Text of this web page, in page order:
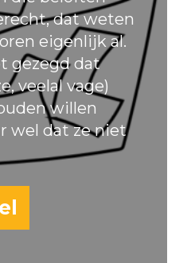
dat weten
eigenlijk al.
gezegd dat
veelal vage)
willen
wel dat ze niet